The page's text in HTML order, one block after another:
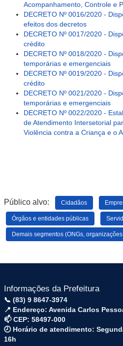
Acompanhamento, Controle e
DECRETO Nº 0016/2020 -
efeitos dos decretos
DECRETO Nº 0017/2020 -
crédito
DECRETO Nº 0018/2020 -
temporárias e emergenciais
DECRETO Nº 0019/2020 -
crédito
DECRETO Nº 0021/2020 -
temporárias e emergenciais
DECRETO Nº 0022/2020 -
de Atendimento Intersetorial
Violência contra a Criança e o
Público alvo: Cidadãos
Órgãos e entidades públicas
Demais segmentos (ONGs,
Informações da Prefeitura
📞 (83) 9 8647-3974
📍 Endereço: Avenida Carlos
📫 CEP: 58497-000
🕗 Horário de atendimento:
16h